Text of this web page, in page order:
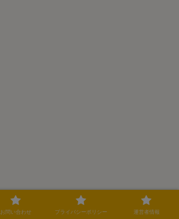
お問い合わせ プライバシーポリシー 運営者情報